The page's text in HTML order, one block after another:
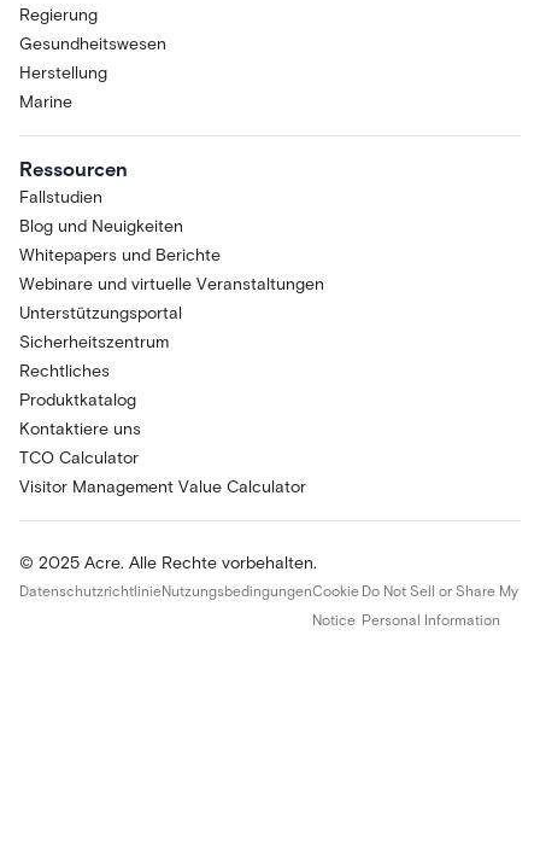
Regierung
Gesundheitswesen
Herstellung
Marine
Ressourcen
Fallstudien
Blog und Neuigkeiten
Whitepapers und Berichte
Webinare und virtuelle Veranstaltungen
Unterstützungsportal
Sicherheitszentrum
Rechtliches
Produktkatalog
Kontaktiere uns
TCO Calculator
Visitor Management Value Calculator
© 2025 Acre. Alle Rechte vorbehalten.
DatenschutzrichtlinieNutzungsbedingungenCookie
Notice
Do Not Sell or Share My
Personal Information